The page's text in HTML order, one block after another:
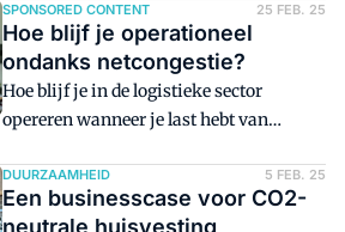
compliance-professionals AI gaan
inzetten?
geïntegreerde energieoplossingen in de
logistieke sector. Met slimme
energieoplossingen helpt het bedrijf
logistieke ondernemers naar net-zero
operaties. Karlijn Elias, Managing
bedrijf zich ontwikkelde van PV-
specialist tot proactieve partner voor de
SPONSORED CONTENT 25 FEB. 25
Hoe blijf je operationeel
ondanks netcongestie?
Hoe blijf je in de logistieke sector
opereren wanneer je last hebt van
Integrale energie-oplossingen bieden
uitkomst. Ze dragen niet alleen bij aan
DUURZAAMHEID 5 FEB. 25
Een businesscase voor CO2-
neutrale huisvesting